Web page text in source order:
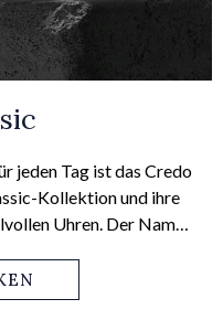
jeden Tag ist das Credo
Kollektion und ihre
Uhren. Der Name
bei jeder Gelegenheit
klarem